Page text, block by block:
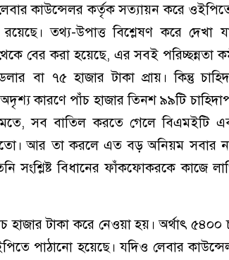
লেবার কাউন্সেলর কর্তৃক সত্যায়ন করে
রয়েছে। তথ্য-উপাত্ত বিশ্লেষণ করে দেখা
বের করা হয়েছে, এর সবই পরিচ্ছন্নতা
বা ৭৫ হাজার টাকা প্রায়। কিন্তু
কারণে পাঁচ হাজার তিনশ ৯৯টি
সব বাতিল করতে গেলে বিএমইটি এবং
আর তা করলে এত বড় অনিয়ম সবার
বিধানের ফাঁকফোকরকে কাজে
টাকা করে নেওয়া হয়। অর্থাৎ ৫৪০০
পাঠানো হয়েছে। যদিও লেবার